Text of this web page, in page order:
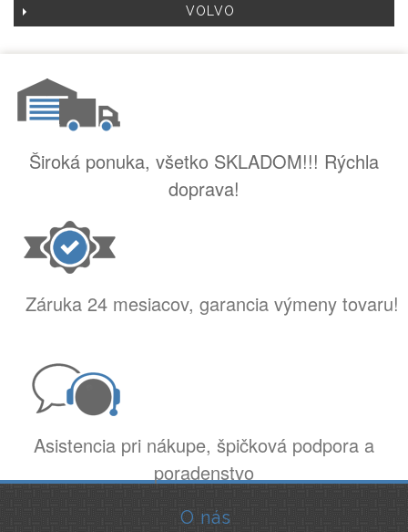
VOLVO
Široká ponuka, všetko SKLADOM!!! Rýchla
doprava!
Záruka 24 mesiacov, garancia výmeny tovaru!
Asistencia pri nákupe, špičková podpora a
poradenstvo
O nás